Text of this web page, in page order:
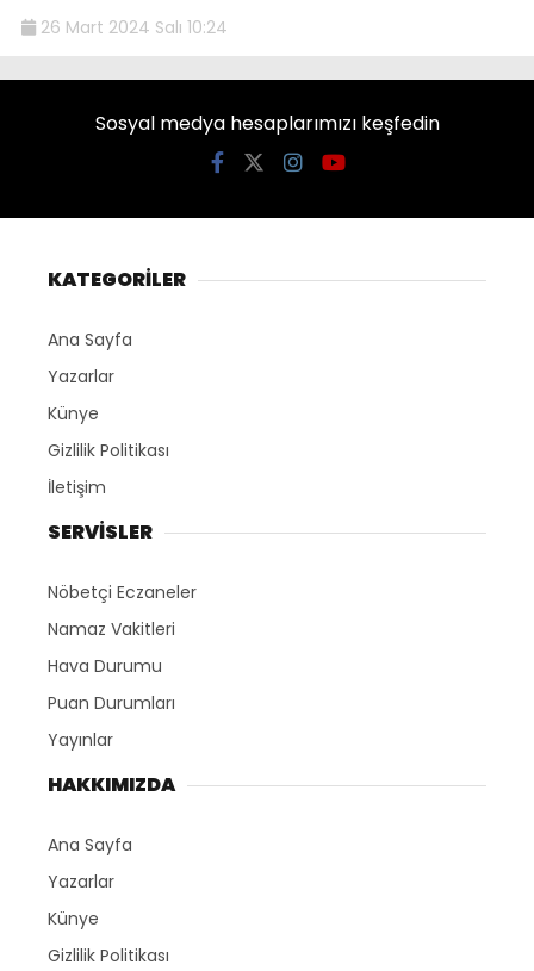
26 Mart 2024 Salı 10:24
Sosyal medya hesaplarımızı keşfedin
KATEGORİLER
Ana Sayfa
Yazarlar
Künye
Gizlilik Politikası
İletişim
SERVİSLER
Nöbetçi Eczaneler
Namaz Vakitleri
Hava Durumu
Puan Durumları
Yayınlar
HAKKIMIZDA
Ana Sayfa
Yazarlar
Künye
Gizlilik Politikası